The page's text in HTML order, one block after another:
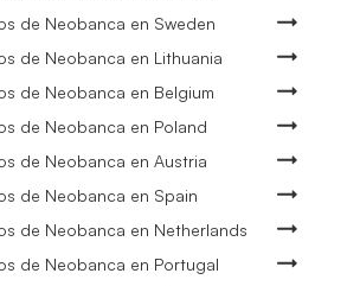
de Neobanca en Sweden
de Neobanca en Lithuania
de Neobanca en Belgium
de Neobanca en Poland
de Neobanca en Austria
de Neobanca en Spain
de Neobanca en Netherlands
de Neobanca en Portugal